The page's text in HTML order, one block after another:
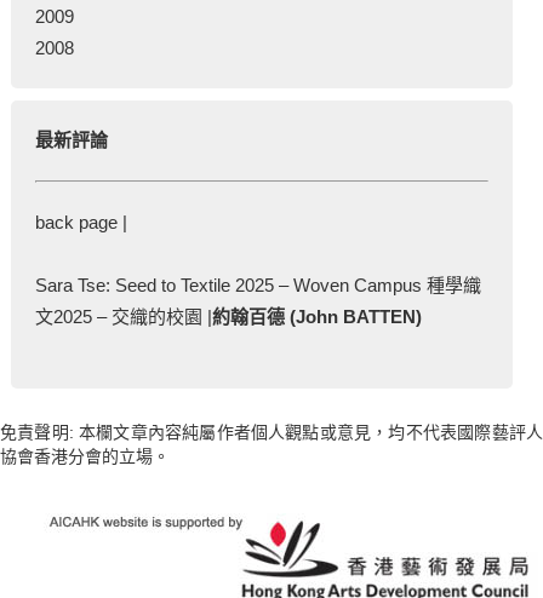
2009
2008
最新評論
back page |
Sara Tse: Seed to Textile 2025 – Woven Campus 種學織
文2025 – 交織的校園 |約翰百德 (John BATTEN)
免責聲明: 本欄文章內容純屬作者個人觀點或意見，均不代表國際藝評人
協會香港分會的立場。